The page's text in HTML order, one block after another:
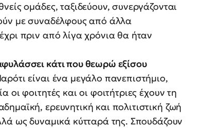
ομάδες, ταξιδεύουν, συνεργάζονται
με συναδέλφους από άλλα
πριν από λίγα χρόνια θα ήταν
κάτι που θεωρώ εξίσου
είναι ένα μεγάλο πανεπιστήμιο,
φοιτητές και οι φοιτήτριες έχουν τη
ερευνητική και πολιτιστική ζωή
ως δυναμικά κύτταρά της. Σπουδάζουν